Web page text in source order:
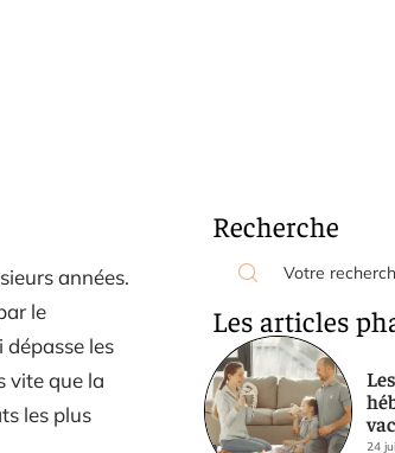
années.
le
les
vite que la
les plus
Recherche
Les articles
24